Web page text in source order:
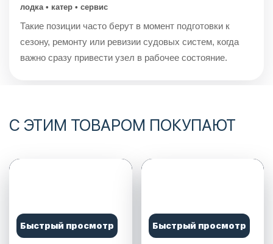
лодка • катер • сервис
Такие позиции часто берут в момент подготовки к
сезону, ремонту или ревизии судовых систем, когда
важно сразу привести узел в рабочее состояние.
С ЭТИМ ТОВАРОМ ПОКУПАЮТ
Быстрый просмотр Быстрый просмотр